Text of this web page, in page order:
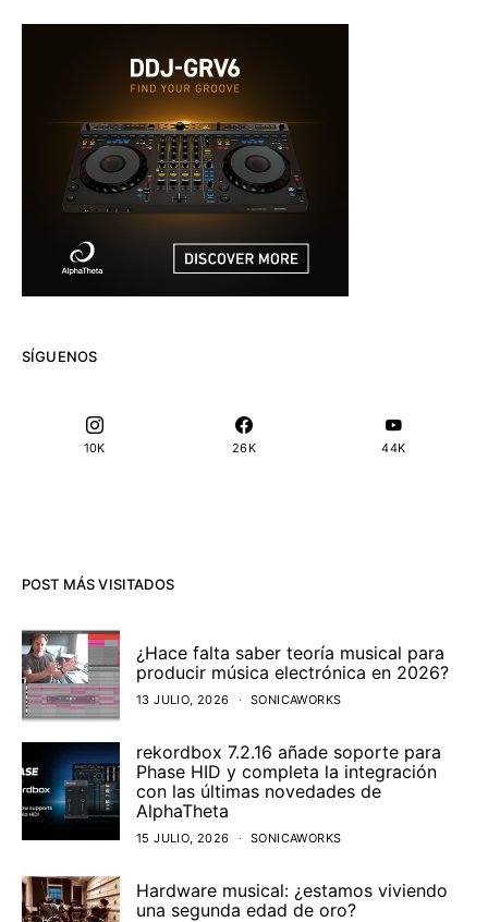
SÍGUENOS
10K 26K 44K
POST MÁS VISITADOS
¿Hace falta saber teoría musical para
producir música electrónica en 2026?
13 JULIO, 2026 SONICAWORKS
rekordbox 7.2.16 añade soporte para
Phase HID y completa la integración
con las últimas novedades de
AlphaTheta
15 JULIO, 2026 SONICAWORKS
Hardware musical: ¿estamos viviendo
una segunda edad de oro?